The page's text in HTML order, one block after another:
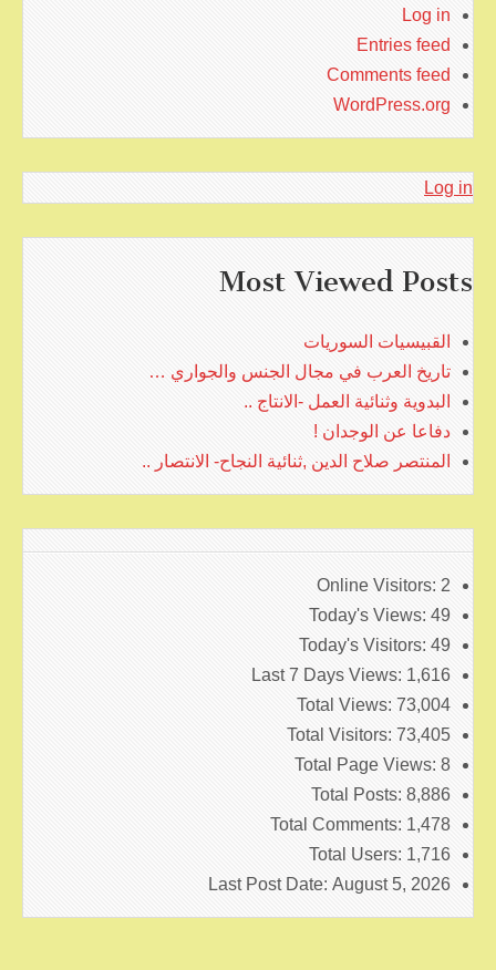
Log in
Entries feed
Comments feed
WordPress.org
Log in
Most Viewed Posts
القبيسيات السوريات
تاريخ العرب في مجال الجنس والجواري …
البدوية وثنائية العمل -الانتاج ..
دفاعا عن الوجدان !
المنتصر صلاح الدين ,ثنائية النجاح- الانتصار ..
Online Visitors: 2
Today's Views: 49
Today's Visitors: 49
Last 7 Days Views: 1,616
Total Views: 73,004
Total Visitors: 73,405
Total Page Views: 8
Total Posts: 8,886
Total Comments: 1,478
Total Users: 1,716
Last Post Date: August 5, 2026